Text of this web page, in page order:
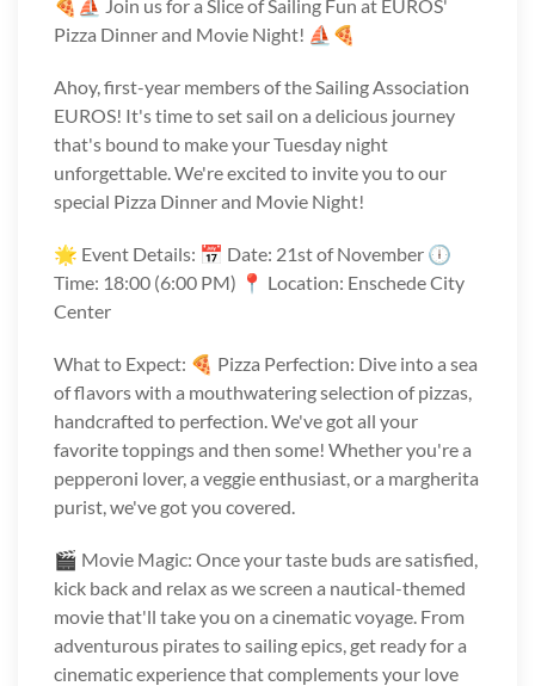
🍕⛵ Join us for a Slice of Sailing Fun at EUROS'
Pizza Dinner and Movie Night! ⛵🍕
Ahoy, first-year members of the Sailing Association
EUROS! It's time to set sail on a delicious journey
that's bound to make your Tuesday night
unforgettable. We're excited to invite you to our
special Pizza Dinner and Movie Night!
🌟 Event Details: 📅 Date: 21st of November 🕕
Time: 18:00 (6:00 PM) 📍 Location: Enschede City
Center
What to Expect: 🍕 Pizza Perfection: Dive into a sea
of flavors with a mouthwatering selection of pizzas,
handcrafted to perfection. We've got all your
favorite toppings and then some! Whether you're a
pepperoni lover, a veggie enthusiast, or a margherita
purist, we've got you covered.
🎬 Movie Magic: Once your taste buds are satisfied,
kick back and relax as we screen a nautical-themed
movie that'll take you on a cinematic voyage. From
adventurous pirates to sailing epics, get ready for a
cinematic experience that complements your love